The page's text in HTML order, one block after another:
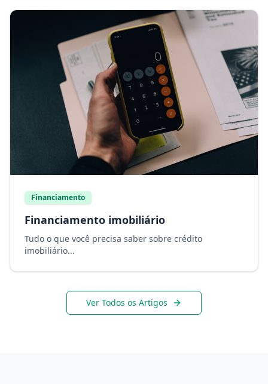
Financiamento
Financiamento imobiliário
Tudo o que você precisa saber sobre crédito
imobiliário...
Ver Todos os Artigos